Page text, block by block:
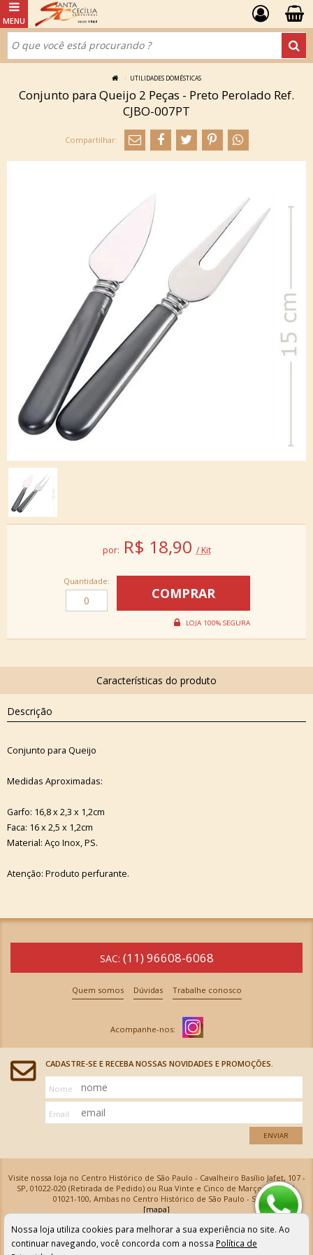
UTILIDADES DOMÉSTICAS
Conjunto para Queijo 2 Peças - Preto Perolado Ref.
CJBO-007PT
por: R$ 18,90 / Kit
Quantidade:
Descrição
Conjunto para Queijo
Medidas Aproximadas:
Garfo: 16,8 x 2,3 x 1,2cm
Faca: 16 x 2,5 x 1,2cm
Material: Aço Inox, PS.
Atenção: Produto perfurante.
SAC: (11) 96608-6068
Quem somos Dúvidas Trabalhe conosco
CADASTRE-SE E RECEBA NOSSAS NOVIDADES E PROMOÇÕES.
Nome
Email
ENVIAR
Visite nossa loja no Centro Histórico de São Paulo - Cavalheiro Basílio Jafet, 107 -
SP, 01022-020 (Retirada de Pedido) ou Rua Vinte e Cinco de Março, 576 - SP,
01021-100, Ambas no Centro Histórico de São Paulo - SP
[mapa]
Armarinhos Santa Cecília Ltda | CNPJ: 61.069.639/0001-18
Os preços e as condições de pagamento apresentadas na loja virtual não valem para nossa loja física e
podem sofrer alterações sem aviso prévio. Vendas com cartão de crédito sujeitas a análise e
confirmação de dados.
Nossa loja utiliza cookies para melhorar a sua experiência no site. Ao
continuar navegando, você concorda com a nossa Política de